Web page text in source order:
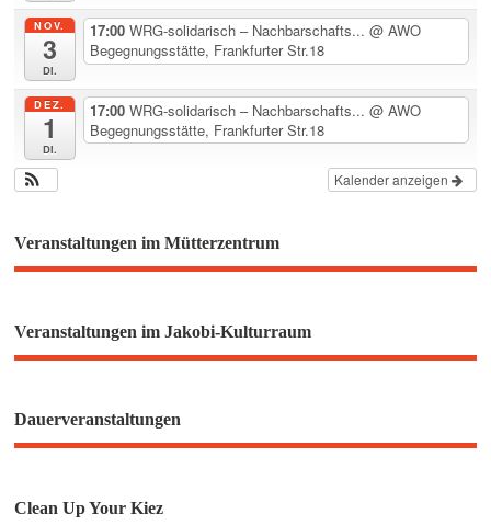
NOV.
3
Di.
17:00WRG-solidarisch – Nachbarschafts...@ AWO
Begegnungsstätte, Frankfurter Str.18
DEZ.
1
Di.
17:00WRG-solidarisch – Nachbarschafts...@ AWO
Begegnungsstätte, Frankfurter Str.18
Kalender anzeigen
Veranstaltungen im Mütterzentrum
Veranstaltungen im Jakobi-Kulturraum
Dauerveranstaltungen
Clean Up Your Kiez